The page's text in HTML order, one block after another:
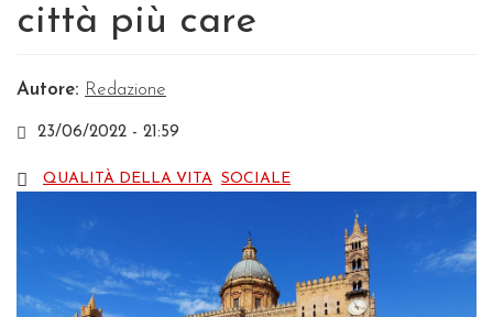
città più care
Autore: Redazione
23/06/2022 - 21:59
QUALITÀ DELLA VITA SOCIALE